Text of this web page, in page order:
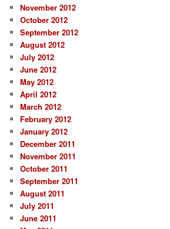
November 2012
October 2012
September 2012
August 2012
July 2012
June 2012
May 2012
April 2012
March 2012
February 2012
January 2012
December 2011
November 2011
October 2011
September 2011
August 2011
July 2011
June 2011